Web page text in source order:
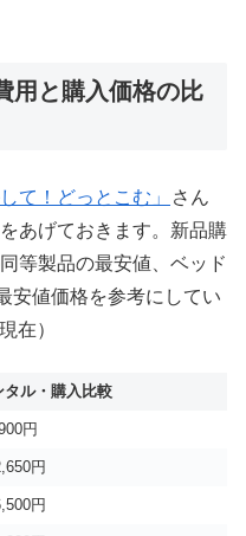
用と購入価格の比
して！どっとこむ」
さん
あげておきます。新品購
等製品の最安値、ベッド
安値価格を参考にしてい
在）
ル・購入比較
円
円
円